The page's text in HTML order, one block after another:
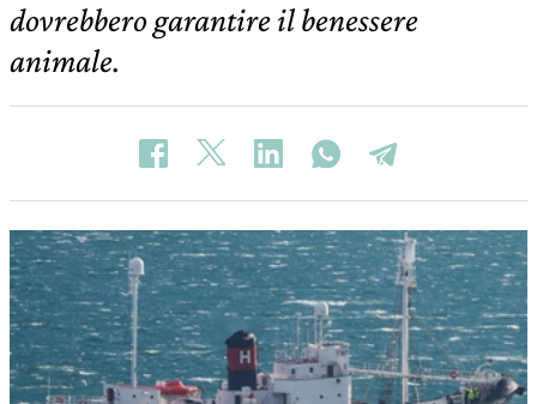
dovrebbero garantire il benessere
animale.